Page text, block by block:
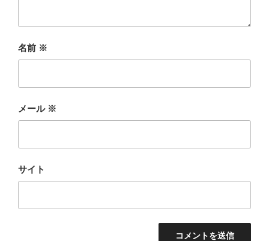
名前 ※
メール ※
サイト